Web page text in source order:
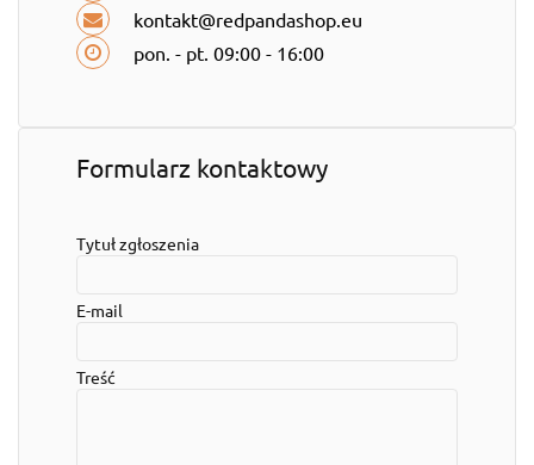
kontakt@redpandashop.eu
pon. - pt. 09:00 - 16:00
Formularz kontaktowy
Tytuł zgłoszenia
E-mail
Treść